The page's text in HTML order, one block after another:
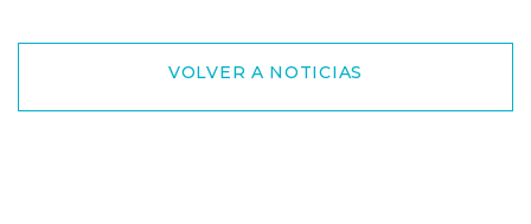
VOLVER A NOTICIAS